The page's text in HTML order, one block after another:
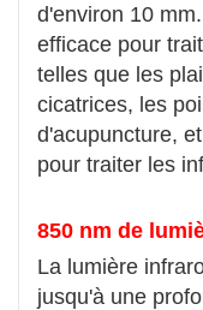
d'environ 10
efficace pour
telles que les
cicatrices, les
d'acupuncture,
pour traiter les
850 nm de
La lumière
jusqu'à une